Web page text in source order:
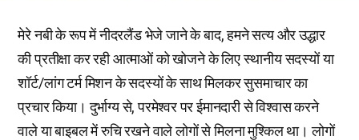
मेरे नबी के रूप में नीदरलैंड भेजे जाने के बाद, हमने सत्य और उद्धार
की प्रतीक्षा कर रही आत्माओं को खोजने के लिए स्थानीय सदस्यों या
शॉर्ट/लांग टर्म मिशन के सदस्यों के साथ मिलकर सुसमाचार का
प्रचार किया। दुर्भाग्य से, परमेश्वर पर ईमानदारी से विश्वास करने
वाले या बाइबल में रुचि रखने वाले लोगों से मिलना मुश्किल था। लोगों